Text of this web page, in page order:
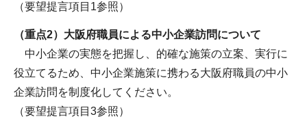
（要望提言項目1参照）
（重点2）大阪府職員による中小企業訪問について
中小企業の実態を把握し、的確な施策の立案、実行に
役立てるため、中小企業施策に携わる大阪府職員の中小
企業訪問を制度化してください。
（要望提言項目3参照）